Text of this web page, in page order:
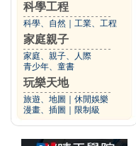
科學工程
科學、自然 工業、工程
家庭親子
家庭、親子、人際
青少年、童書
玩樂天地
旅遊、地圖
休閒娛樂
漫畫、插圖
限制級